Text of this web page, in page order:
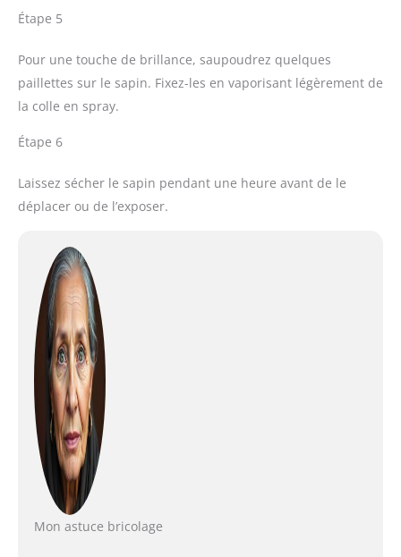
Étape 5
Pour une touche de brillance, saupoudrez quelques
paillettes sur le sapin. Fixez-les en vaporisant légèrement de
la colle en spray.
Étape 6
Laissez sécher le sapin pendant une heure avant de le
déplacer ou de l’exposer.
Mon astuce bricolage